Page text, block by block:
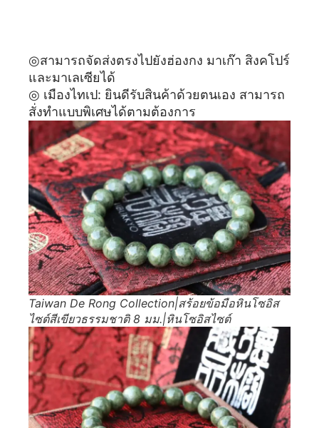
◎สามารถจัดส่งตรงไปยังฮ่องกง มาเก๊า สิงคโปร์
และมาเลเซียได้
◎ เมืองไทเป: ยินดีรับสินค้าด้วยตนเอง สามารถ
สั่งทำแบบพิเศษได้ตามต้องการ
Taiwan De Rong Collection|สร้อยข้อมือหินโซอิส
ไซต์สีเขียวธรรมชาติ 8 มม.|หินโซอิสไซต์